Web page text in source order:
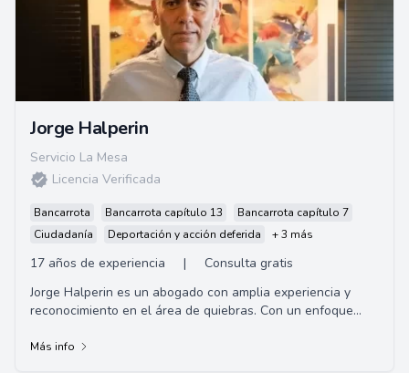
Jorge Halperin
Servicio La Mesa
Licencia Verificada
Bancarrota Bancarrota capítulo 13
Bancarrota capítulo 7
Ciudadanía
Deportación y acción deferida + 3 más
17 años de experiencia |
Consulta gratis
Jorge Halperin es un abogado con amplia experiencia y
reconocimiento en el área de quiebras. Con un enfoque
alta calidad,
Más info